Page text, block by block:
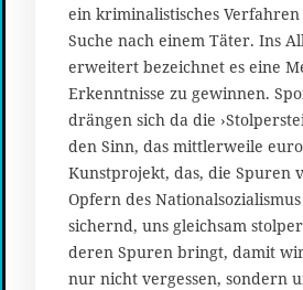
i
2
0
1
6
ein kriminalistisches
Suche nach einem Täter. Ins
erweitert bezeichnet es eine
Erkenntnisse zu gewinnen.
drängen sich da die
den Sinn, das mittlerweile
Kunstprojekt, das, die Spuren
Opfern des Nationalsozialismus
sichernd, uns gleichsam
deren Spuren bringt, damit
nur nicht vergessen, sondern